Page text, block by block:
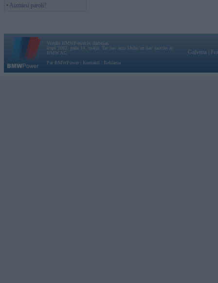
• Aizmirsi paroli?
Vortāls BMWPower.lv darbojas
kopš 2002. gada 14. maija. Tas nav auto klubs un nav saistīts ar
BMW AG.
Par BMWPower
Kontakti Reklāma
Galvena